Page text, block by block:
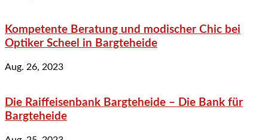
Kompetente Beratung und modischer Chic bei
Optiker Scheel in Bargteheide
Aug. 26, 2023
Die Raiffeisenbank Bargteheide – Die Bank für
Bargteheide